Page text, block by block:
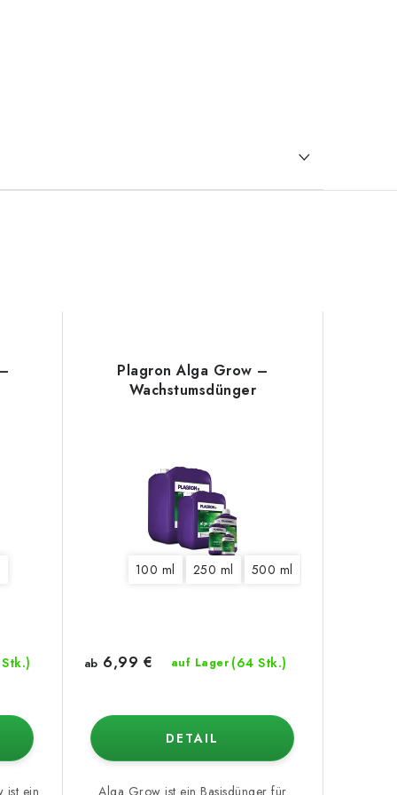
ist ein
Plagron Alga Grow –
Wachstumsdünger
100 ml 250 ml 500 ml
auf Lager (64 Stk.)
ab 6,99 €
DETAIL
Alga Grow ist ein Basisdünger für